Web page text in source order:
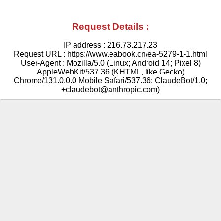
Request Details :
IP address : 216.73.217.23
Request URL : https://www.eabook.cn/ea-5279-1-1.html
User-Agent : Mozilla/5.0 (Linux; Android 14; Pixel 8)
AppleWebKit/537.36 (KHTML, like Gecko)
Chrome/131.0.0.0 Mobile Safari/537.36; ClaudeBot/1.0;
+claudebot@anthropic.com)